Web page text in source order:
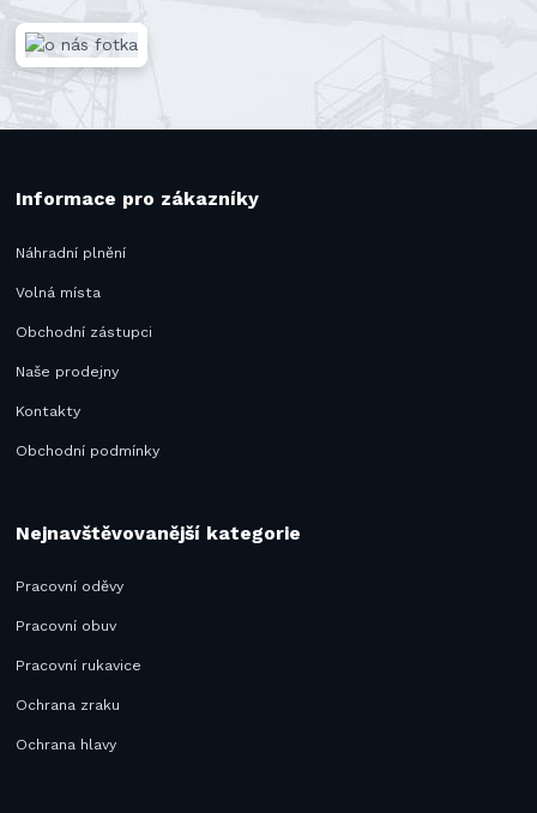
Informace pro zákazníky
Náhradní plnění
Volná místa
Obchodní zástupci
Naše prodejny
Kontakty
Obchodní podmínky
Nejnavštěvovanější kategorie
Pracovní oděvy
Pracovní obuv
Pracovní rukavice
Ochrana zraku
Ochrana hlavy